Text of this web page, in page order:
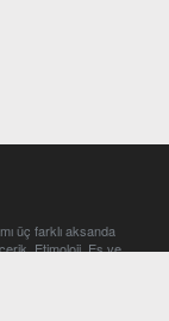
üç farklı aksanda
Etimoloji, Eş ve